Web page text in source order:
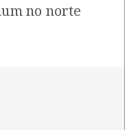
no norte